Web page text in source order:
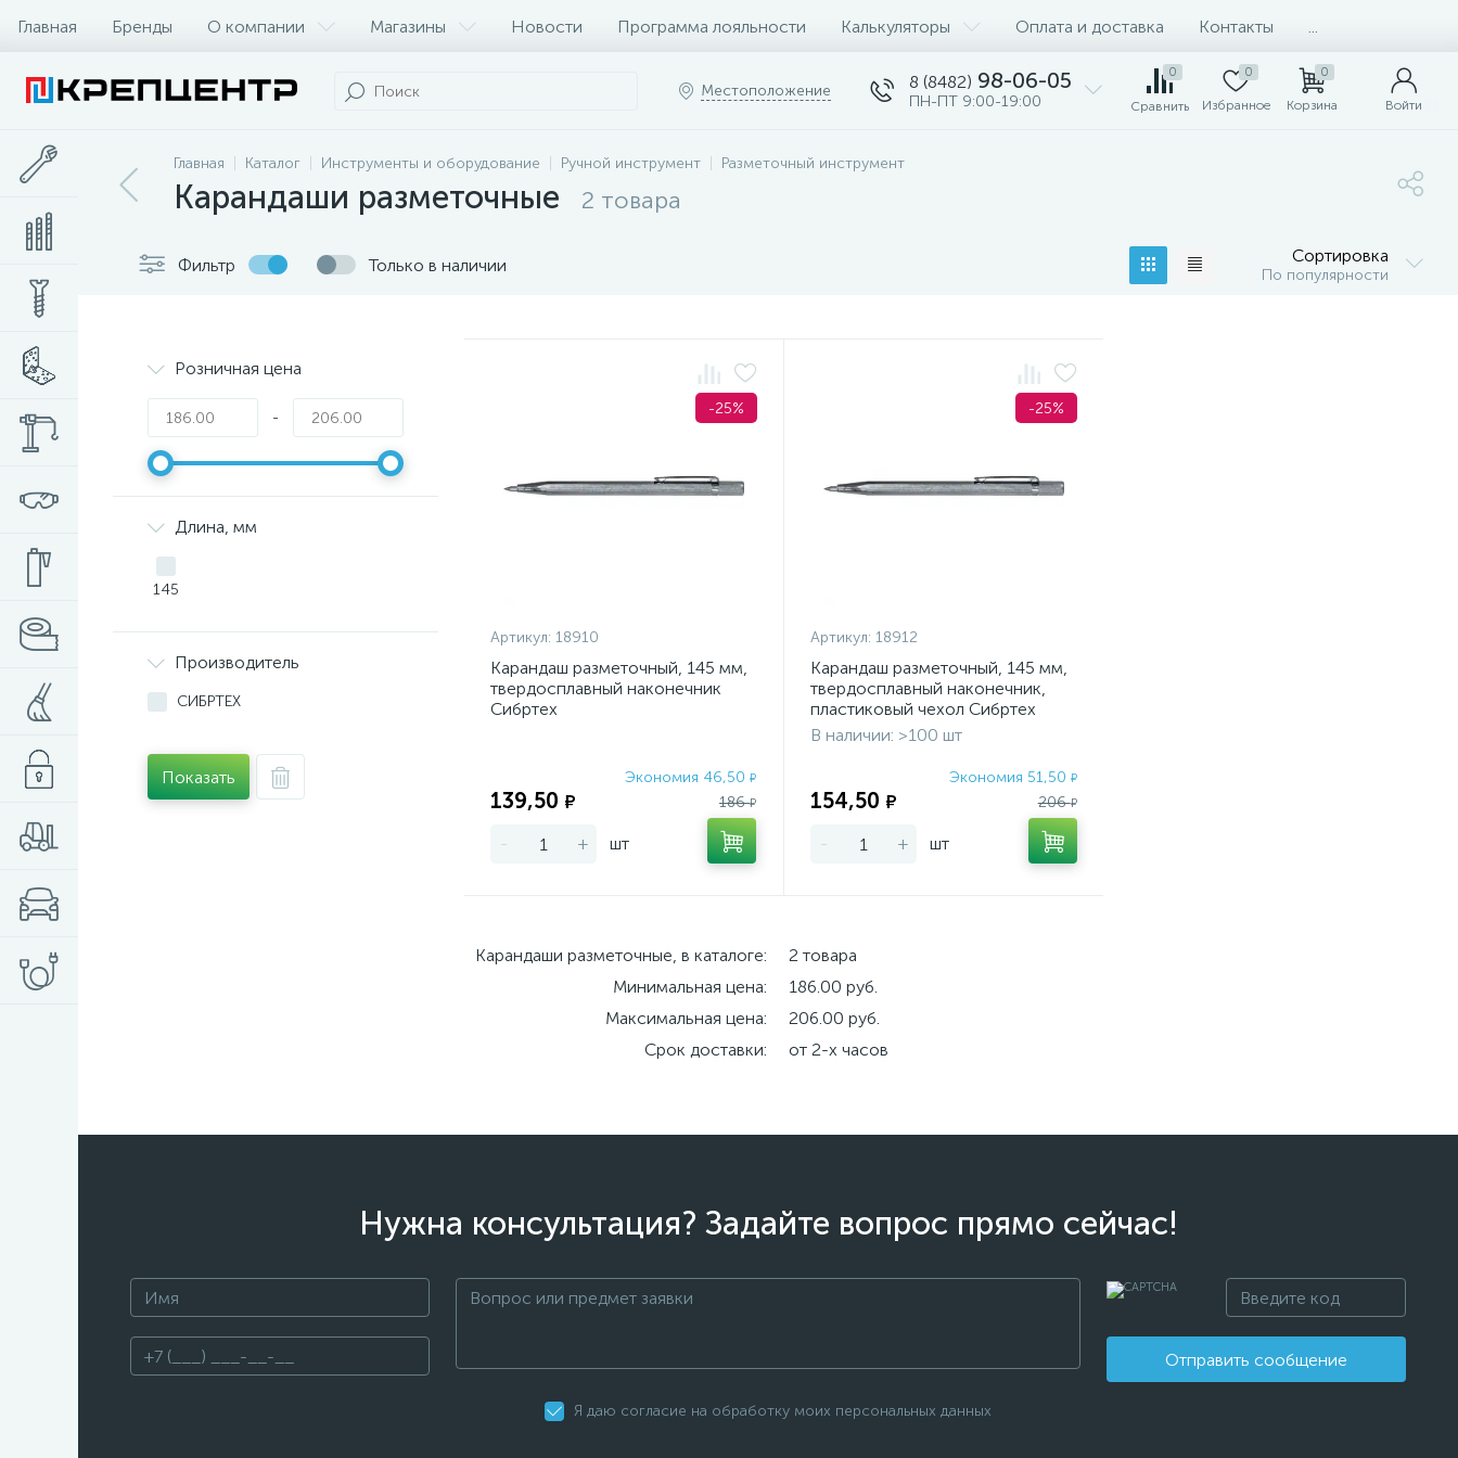
Главная Бренды О компании Магазины Новости Программа лояльности Калькуляторы Оплата и доставка Контакты
Местоположение 8 (8482) 98-06-05
ПН-ПТ 9:00-19:00
0
Сравнить
0
Избранное
0
Корзина Войти
Главная Каталог Инструменты и оборудование Ручной инструмент Разметочный инструмент
Карандаши разметочные 2 товара
Фильтр Только в наличии Сортировка
По популярности
Розничная цена
-
Длина, мм
145
Производитель
СИБРТЕХ
Показать
-25%
Артикул: 18910
Карандаш разметочный, 145 мм,
твердосплавный наконечник
Сибртех
Экономия 46,50 ₽
139,50 ₽ 186₽
- + шт
-25%
Артикул: 18912
Карандаш разметочный, 145 мм,
твердосплавный наконечник,
пластиковый чехол Сибртех
В наличии: >100 шт
Экономия 51,50 ₽
154,50 ₽ 206₽
- + шт
Карандаши разметочные, в каталоге:
2 товара
Минимальная цена:
186.00 руб.
Максимальная цена:
206.00 руб.
Срок доставки:
от 2-х часов
Нужна консультация? Задайте вопрос прямо сейчас!
Отправить сообщение
Я даю согласие на обработку моих персональных данных